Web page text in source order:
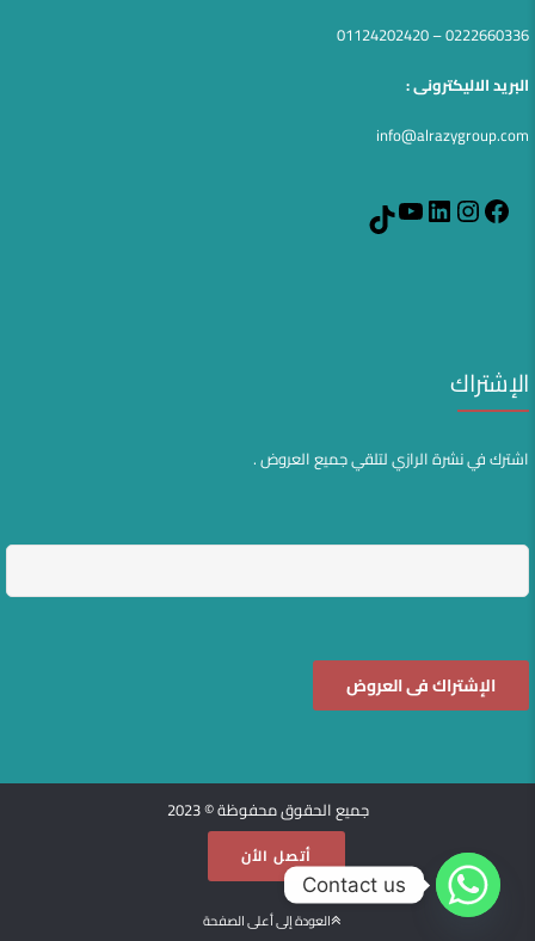
0222660336 – 01124202420
البريد الاليكترونى :
info@alrazygroup.com
Facebook
Instagram
LinkedIn
YouTube
الإشتراك
اشترك في نشرة الرازي لتلقي جميع العروض .
جميع الحقوق محفوظة © 2023
أتصل الأن
العودة إلى أعلى الصفحة
Contact us